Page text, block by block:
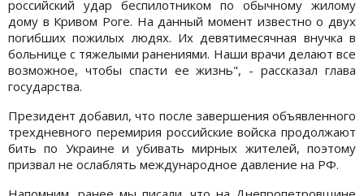
российский удар беспилотником по обычному жилому
дому в Кривом Роге. На данный момент известно о двух
погибших пожилых людях. Их девятимесячная внучка в
больнице с тяжелыми ранениями. Наши врачи делают все
возможное, чтобы спасти ее жизнь", - рассказал глава
государства.
Президент добавил, что после завершения объявленного
трехдневного перемирия российские войска продолжают
бить по Украине и убивать мирных жителей, поэтому
призвал не ослаблять международное давление на РФ.